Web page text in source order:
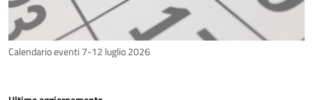
Calendario eventi 7-12 luglio 2026